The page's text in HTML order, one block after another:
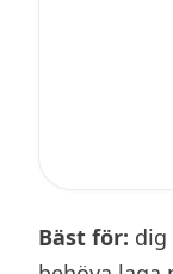
Bäst för: dig